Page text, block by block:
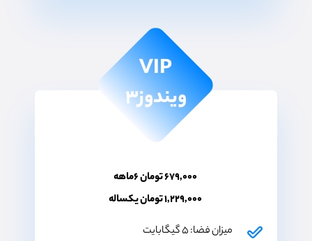
VIP
ویندوز۳
۶۷۹,۰۰۰ تومان ۶ماهه
۱,۲۲۹,۰۰۰ تومان یکساله
میزان فضا: ۵ گیگابایت